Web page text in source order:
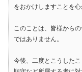
をおかけしますことを
このことは、皆様から
ではありません。
今後、二度とこうした